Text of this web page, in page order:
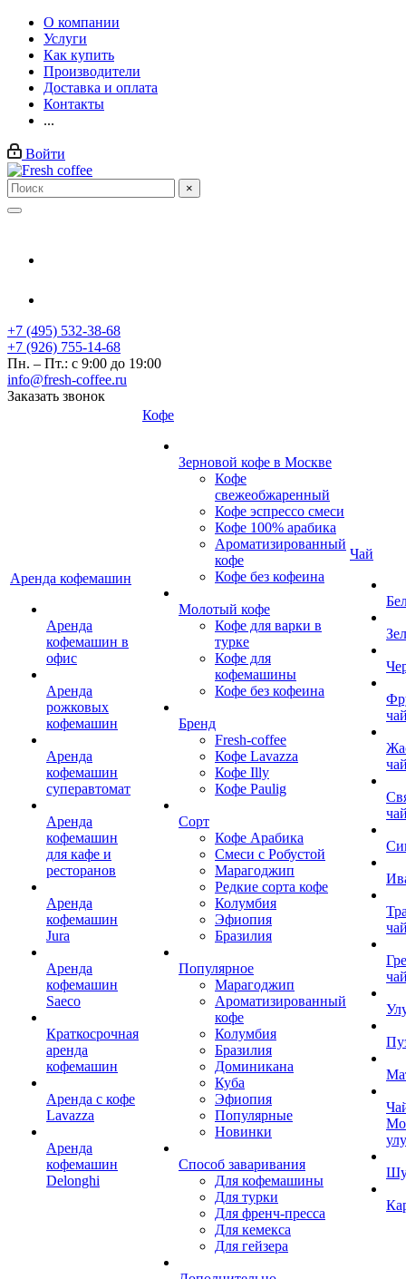
О компании
Услуги
Как купить
Производители
Доставка и оплата
Контакты
...
Войти
×
+7 (495) 532-38-68
+7 (926) 755-14-68
Пн. – Пт.: с 9:00 до 19:00
info@fresh-coffee.ru
Заказать звонок
Аренда кофемашин
Аренда
кофемашин в
офис
Аренда
рожковых
кофемашин
Аренда
кофемашин
суперавтомат
Аренда
кофемашин
для кафе и
ресторанов
Аренда
кофемашин
Jura
Аренда
кофемашин
Saeco
Краткосрочная
аренда
кофемашин
Аренда с кофе
Lavazza
Аренда
кофемашин
Delonghi
Кофе
Зерновой кофе в Москве
Кофе
свежеобжаренный
Кофе эспрессо смеси
Кофе 100% арабика
Ароматизированный
кофе
Кофе без кофеина
Молотый кофе
Кофе для варки в
турке
Кофе для
кофемашины
Кофе без кофеина
Бренд
Fresh-coffee
Кофе Lavazza
Кофе Illy
Кофе Paulig
Сорт
Кофе Арабика
Смеси с Робустой
Марагоджип
Редкие сорта кофе
Колумбия
Эфиопия
Бразилия
Популярное
Марагоджип
Ароматизированный
кофе
Колумбия
Бразилия
Доминикана
Куба
Эфиопия
Популярные
Новинки
Способ заваривания
Для кофемашины
Для турки
Для френч-пресса
Для кемекса
Для гейзера
Чай
Шу